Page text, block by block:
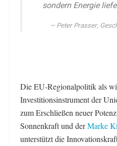
sondern Energie
Peter Prasser,
Die EU-Regionalpolitik als
Investitionsinstrument der
zum Erschließen neuer
Sonnenkraft und derMarke
unterstützt die